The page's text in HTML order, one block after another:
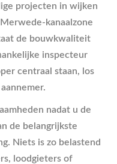
projecten in wijken
kanaalzone
de bouwkwaliteit
inspecteur
centraal staan, los
nadat u de
de belangrijkste
Niets is zo belastend
loodgieters of